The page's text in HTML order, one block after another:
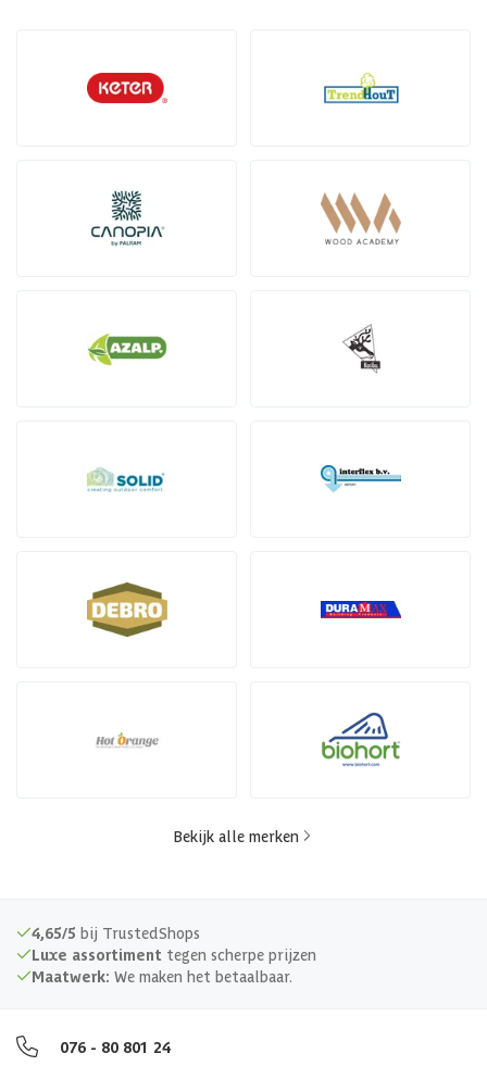
Bekijk alle merken
4,65/5 bij TrustedShops
Luxe assortiment tegen scherpe prijzen
Maatwerk: We maken het betaalbaar.
076 - 80 801 24